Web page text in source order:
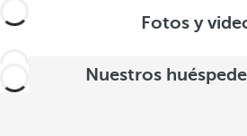
Fotos y
Nuestros